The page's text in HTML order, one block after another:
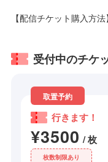
【配信チケット購入方
受付中のチケ
取置予約
行きます！
¥3500 / 枚
枚数制限あり